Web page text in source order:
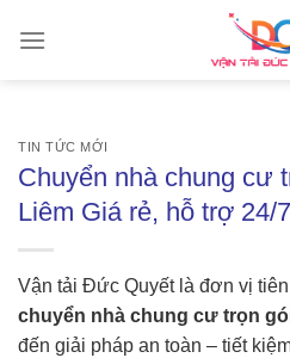
TIN TỨC MỚI
Chuyển nhà chung cư
Liêm Giá rẻ, hỗ trợ 24/7
Vận tải Đức Quyết là đơn vị
chuyển nhà chung cư trọn
đến giải pháp an toàn – tiết